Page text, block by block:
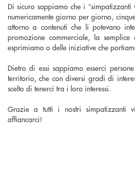
Di sicuro sappiamo che i “simpatizzanti
numericamente giorno per giorno,
attorno a contenuti che li potevano
promozione commerciale, la
esprimiamo o delle iniziative che
Dietro di essi sappiamo esserci
territorio, che con diversi gradi di
scelto di tenerci tra i loro interessi.
Grazie a tutti i nostri simpatizzanti
affiancarci!